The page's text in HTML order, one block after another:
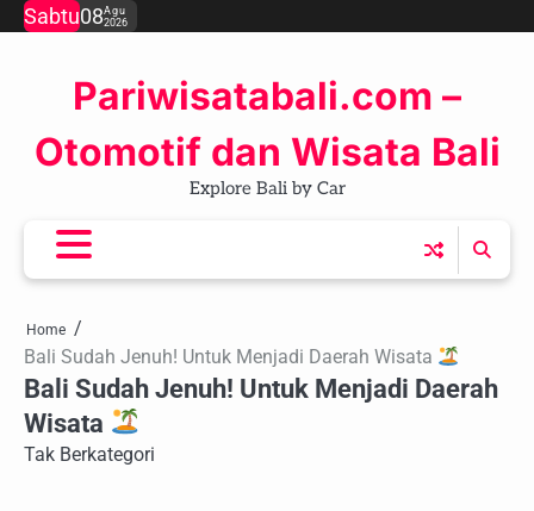
SkipSabtu08Agu
2026
Pariwisatabali.com –
Otomotif dan Wisata Bali
Explore Bali by Car
Home
Bali Sudah Jenuh! Untuk Menjadi Daerah Wisata
Bali Sudah Jenuh! Untuk Menjadi Daerah
Wisata
Tak Berkategori